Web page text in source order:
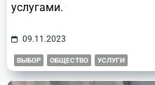
услугами.
09.11.2023
ВЫБОР ОБЩЕСТВО УСЛУГИ